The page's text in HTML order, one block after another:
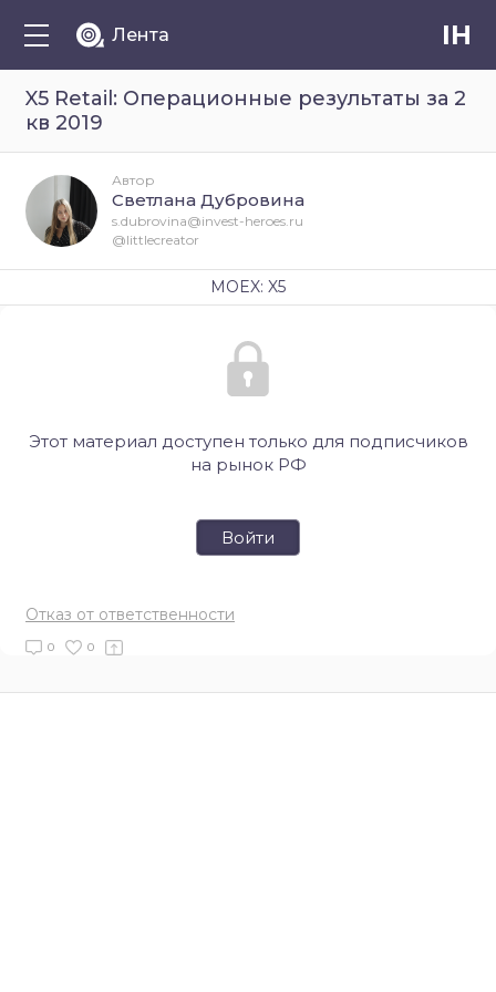
Лента IH
X5 Retail: Операционные результаты за 2
кв 2019
Этот материал доступен только для подписчиков
на рынок РФ
Войти
Отказ от ответственности
0 0
Автор
Светлана Дубровина
s.dubrovina@invest-heroes.ru
@littlecreator
MOEX: X5